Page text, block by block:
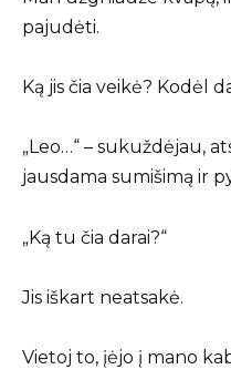
pajudėti.
Ką jis čia veikė? Kodėl
„Leo…“ – sukuždėjau,
jausdama sumišimą ir
„Ką tu čia darai?“
Jis iškart neatsakė.
Vietoj to, įėjo į mano